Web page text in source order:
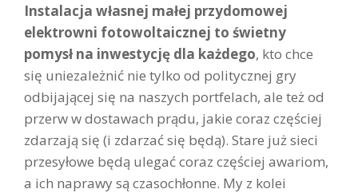
Instalacja własnej małej przydomowej
elektrowni fotowoltaicznej to świetny
pomysł na inwestycję dla każdego, kto chce
się uniezależnić nie tylko od politycznej gry
odbijającej się na naszych portfelach, ale też od
przerw w dostawach prądu, jakie coraz częściej
zdarzają się (i zdarzać się będą). Stare już sieci
przesyłowe będą ulegać coraz częściej awariom,
a ich naprawy są czasochłonne. My z kolei